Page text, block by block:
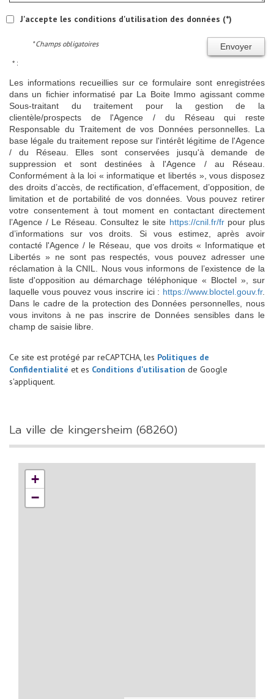
J'accepte les conditions d'utilisation des données (*)
Envoyer
* Champs obligatoires
* :
Les informations recueillies sur ce formulaire sont enregistrées
dans un fichier informatisé par La Boite Immo agissant comme
Sous-traitant du traitement pour la gestion de la
clientèle/prospects de l'Agence / du Réseau qui reste
Responsable du Traitement de vos Données personnelles. La
base légale du traitement repose sur l'intérêt légitime de l'Agence
/ du Réseau. Elles sont conservées jusqu'à demande de
suppression et sont destinées à l'Agence / au Réseau.
Conformément à la loi « informatique et libertés », vous disposez
des droits d’accès, de rectification, d’effacement, d’opposition, de
limitation et de portabilité de vos données. Vous pouvez retirer
votre consentement à tout moment en contactant directement
l’Agence / Le Réseau. Consultez le site https://cnil.fr/frpour plus
d’informations sur vos droits. Si vous estimez, après avoir
contacté l'Agence / le Réseau, que vos droits « Informatique et
Libertés » ne sont pas respectés, vous pouvez adresser une
réclamation à la CNIL. Nous vous informons de l’existence de la
liste d'opposition au démarchage téléphonique « Bloctel », sur
laquelle vous pouvez vous inscrire ici : https://www.bloctel.gouv.fr.
Dans le cadre de la protection des Données personnelles, nous
vous invitons à ne pas inscrire de Données sensibles dans le
champ de saisie libre.
Ce site est protégé par reCAPTCHA, les Politiques de
Confidentialité et es Conditions d'utilisation de Google
s'appliquent.
la ville de kingersheim (68260)
+
−